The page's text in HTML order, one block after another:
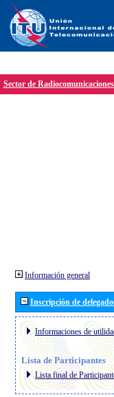
Sector de
Información general
Inscripción de
Informaciones de
Lista de Participantes
Lista final de